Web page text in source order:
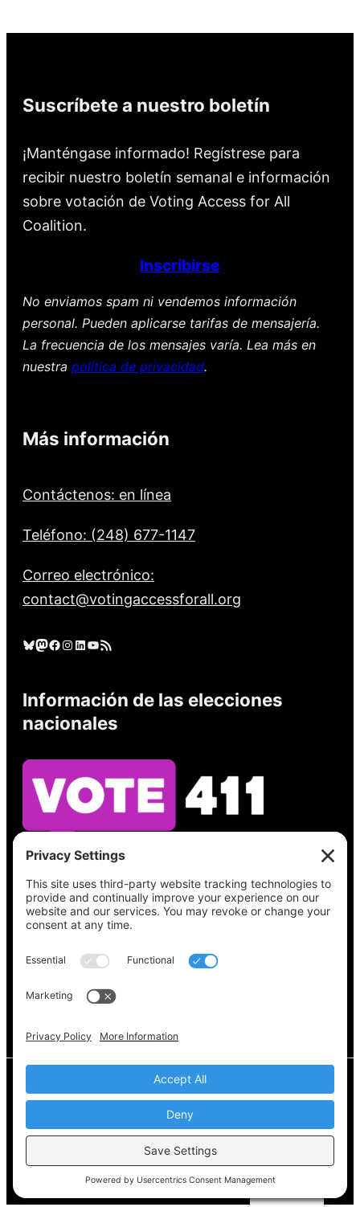
Suscríbete a nuestro boletín
¡Manténgase informado! Regístrese para
recibir nuestro boletín semanal e información
sobre votación de Voting Access for All
Coalition.
Inscribirse
No enviamos spam ni vendemos información
personal. Pueden aplicarse tarifas de mensajería.
La frecuencia de los mensajes varía. Lea más en
nuestra política de privacidad.
Más información
Contáctenos: en línea
Teléfono: (248) 677-1147
Correo electrónico:
contact@votingaccessforall.org
Cielo azul Mastodonte Facebook Instagram LinkedIn YouTube Feed RSS
Información de las elecciones
nacionales
Vea lo que hay en su boleta, encuentre su
lugar de votación, verifique el estado de su
registro y obtenga toda la información
electoral que necesita enVote411.org.
Por favor no utilice:
Derechos de autor © 2022-2024 Coalición de
acceso al voto para todos